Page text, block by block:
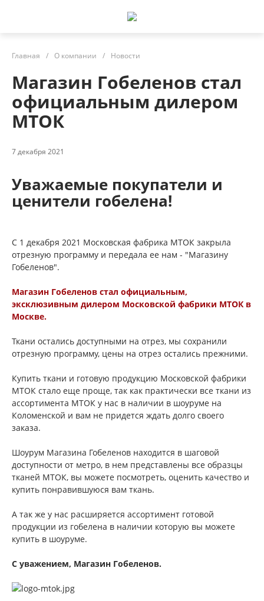
Главная / О компании / Новости
Магазин Гобеленов стал
официальным дилером
МТОК
7 декабря 2021
Уважаемые покупатели и
ценители гобелена!
С 1 декабря 2021 Московская фабрика МТОК закрыла
отрезную программу и передала ее нам - "Магазину
Гобеленов".
Магазин Гобеленов стал официальным,
эксклюзивным дилером Московской фабрики МТОК в
Москве.
Ткани остались доступными на отрез, мы сохранили
отрезную программу, цены на отрез остались прежними.
Купить ткани и готовую продукцию Московской фабрики
МТОК стало еще проще, так как практически все ткани из
ассортимента МТОК у нас в наличии в шоуруме на
Коломенской и вам не придется ждать долго своего
заказа.
Шоурум Магазина Гобеленов находится в шаговой
доступности от метро, в нем представлены все образцы
тканей МТОК, вы можете посмотреть, оценить качество и
купить понравившуюся вам ткань.
А так же у нас расширяется ассортимент готовой
продукции из гобелена в наличии которую вы можете
купить в шоуруме.
С уважением, Магазин Гобеленов.